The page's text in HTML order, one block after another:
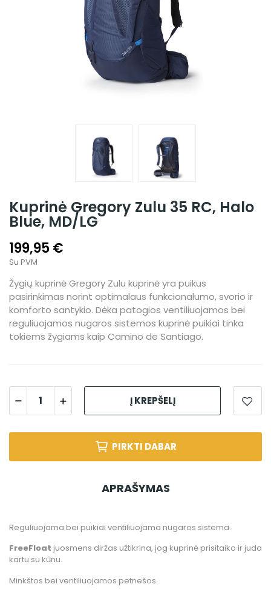
Kuprinė Gregory Zulu 35 RC, Halo
Blue, MD/LG
199,95 €
Su PVM
Žygių kuprinė Gregory Zulu kuprinė yra puikus
pasirinkimas norint optimalaus funkcionalumo, svorio ir
komforto santykio. Dėka patogios ventiliuojamos bei
reguliuojamos nugaros sistemos kuprinė puikiai tinka
tokiems žygiams kaip Camino de Santiago.
Į KREPŠELĮ
PIRKTI DABAR
APRAŠYMAS
Reguliuojama bei puikiai ventiliuojama nugaros sistema.
FreeFloat juosmens diržas užtikrina, jog kuprinė prisitaiko ir juda
kartu su kūnu.
Minkštos bei ventiliuojamos petnešos.